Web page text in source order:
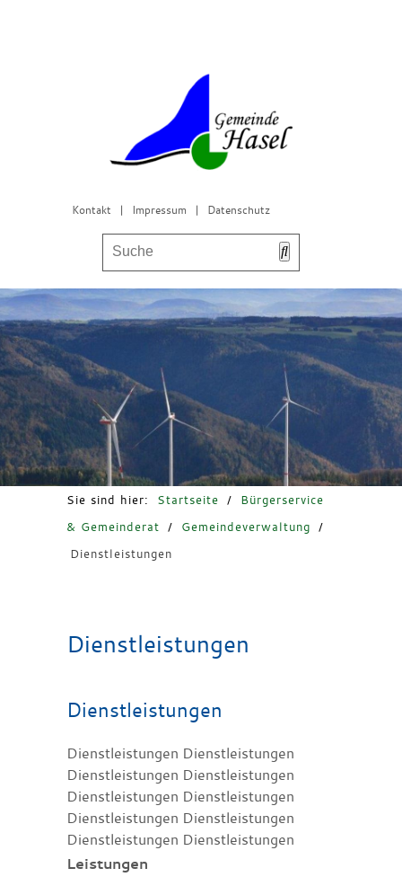
Kontakt | Impressum | Datenschutz
Bürgerservice & Gemeinderat
Leben in Hasel
Freizeit & Tourismus
Sie sind hier: Startseite /
Bürgerservice
& Gemeinderat
/ Gemeindeverwaltung
/
Dienstleistungen
Dienstleistungen
Dienstleistungen
Dienstleistungen Dienstleistungen
Dienstleistungen Dienstleistungen
Dienstleistungen Dienstleistungen
Dienstleistungen Dienstleistungen
Dienstleistungen Dienstleistungen
Leistungen